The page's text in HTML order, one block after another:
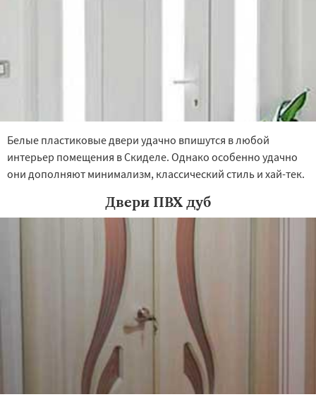
Белые пластиковые двери удачно впишутся в любой
интерьер помещения в Скиделе. Однако особенно удачно
они дополняют минимализм, классический стиль и хай-тек.
Двери ПВХ дуб